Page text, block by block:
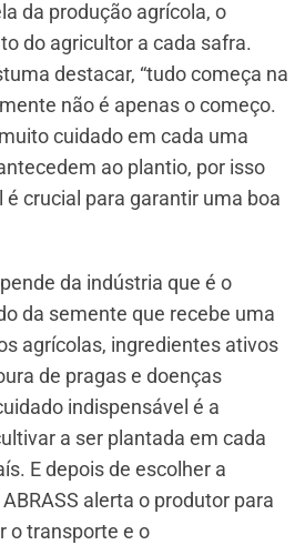
da produção agrícola, o
do agricultor a cada safra.
destacar, “tudo começa na
não é apenas o começo.
cuidado em cada uma
ao plantio, por isso
crucial para garantir uma boa
da indústria que é o
da semente que recebe uma
agrícolas, ingredientes ativos
de pragas e doenças
indispensável é a
a ser plantada em cada
E depois de escolher a
alerta o produtor para
o transporte e o